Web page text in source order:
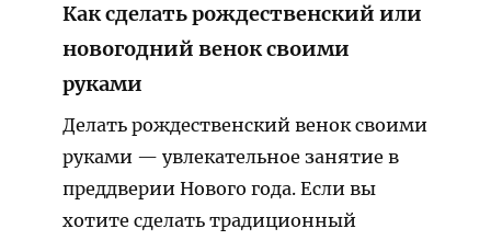
Как сделать рождественский или
новогодний венок своими
руками
Делать рождественский венок своими
руками — увлекательное занятие в
преддверии Нового года. Если вы
хотите сделать традиционный